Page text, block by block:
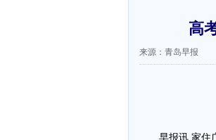
高
来源：青岛早报
早报讯 家住广